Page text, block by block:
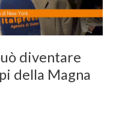
diventare
della Magna